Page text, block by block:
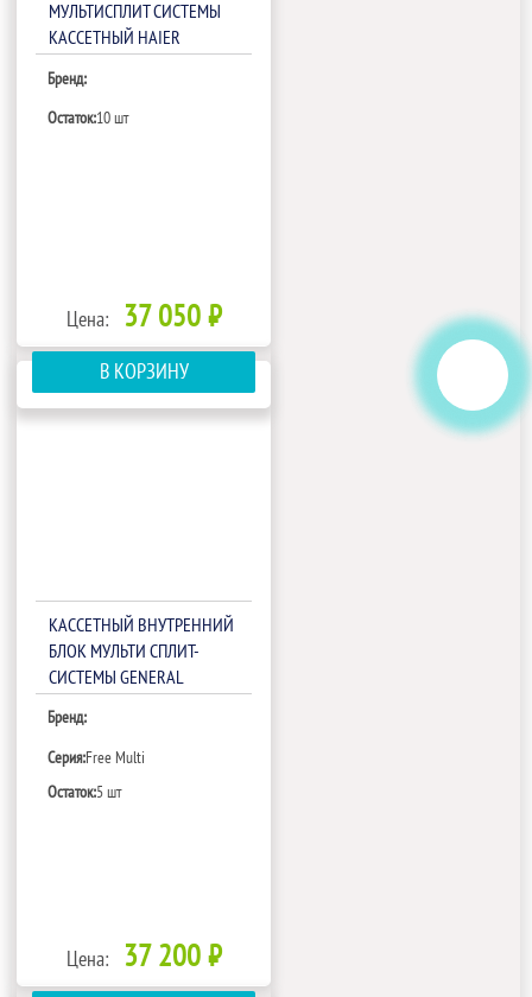
МУЛЬТИСПЛИТ СИСТЕМЫ
КАССЕТНЫЙ HAIER
Бренд:
Остаток:10 шт
Цена: 37 050 ₽
В КОРЗИНУ
КАССЕТНЫЙ ВНУТРЕННИЙ
БЛОК МУЛЬТИ СПЛИТ-
СИСТЕМЫ GENERAL
ME4С09HRA1(С)
Бренд:
Серия:Free Multi
Остаток:5 шт
Цена: 37 200 ₽